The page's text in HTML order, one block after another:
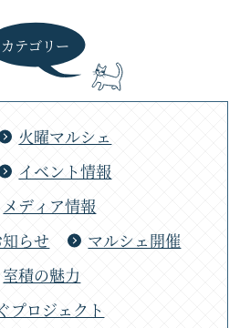
カテゴリー
火曜マルシェ
イベント情報
メディア情報
らせ
マルシェ開催
室積の魅力
プロジェクト